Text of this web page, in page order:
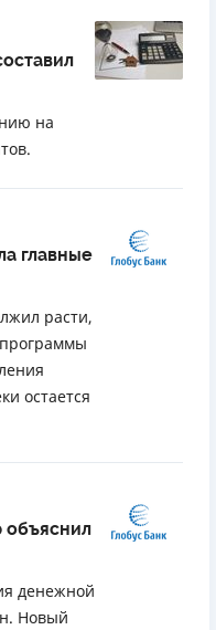
на
главные
расти,
программы
остается
объяснил
денежной
Новый